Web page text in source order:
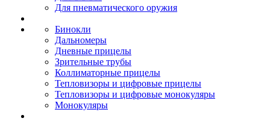
Для пневматического оружия
Бинокли
Дальномеры
Дневные прицелы
Зрительные трубы
Коллиматорные прицелы
Тепловизоры и цифровые прицелы
Тепловизоры и цифровые монокуляры
Монокуляры